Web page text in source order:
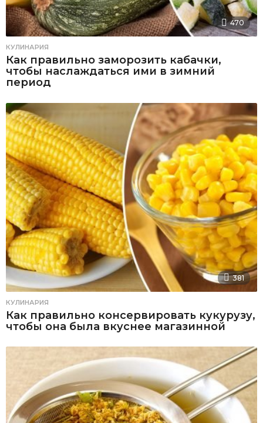
470
КУЛИНАРИЯ
Как правильно заморозить кабачки,
чтобы наслаждаться ими в зимний
период
381
КУЛИНАРИЯ
Как правильно консервировать кукурузу,
чтобы она была вкуснее магазинной